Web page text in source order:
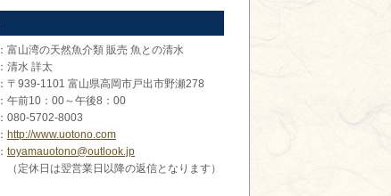
：富山湾の天然魚介類 販売 魚との清水
：清水 詳太
：〒939-1101 富山県高岡市戸出市野瀬278
：午前10：00～午後8：00
：080-5702-8003
： http://www.uotono.com
： toyamauotono@outlook.jp
（定休日は翌営業日以降の返信となります）